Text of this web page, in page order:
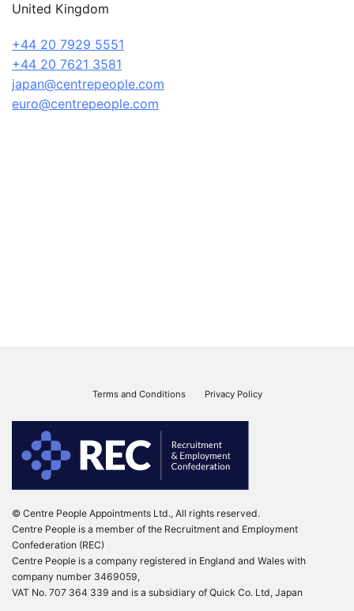
United Kingdom
+44 20 7929 5551
+44 20 7621 3581
japan@centrepeople.com
euro@centrepeople.com
Terms and Conditions Privacy Policy
© Centre People Appointments Ltd., All rights reserved.
Centre People is a member of the Recruitment and Employment
Confederation (REC)
Centre People is a company registered in England and Wales with
company number 3469059,
VAT No. 707 364 339 and is a subsidiary of Quick Co. Ltd, Japan